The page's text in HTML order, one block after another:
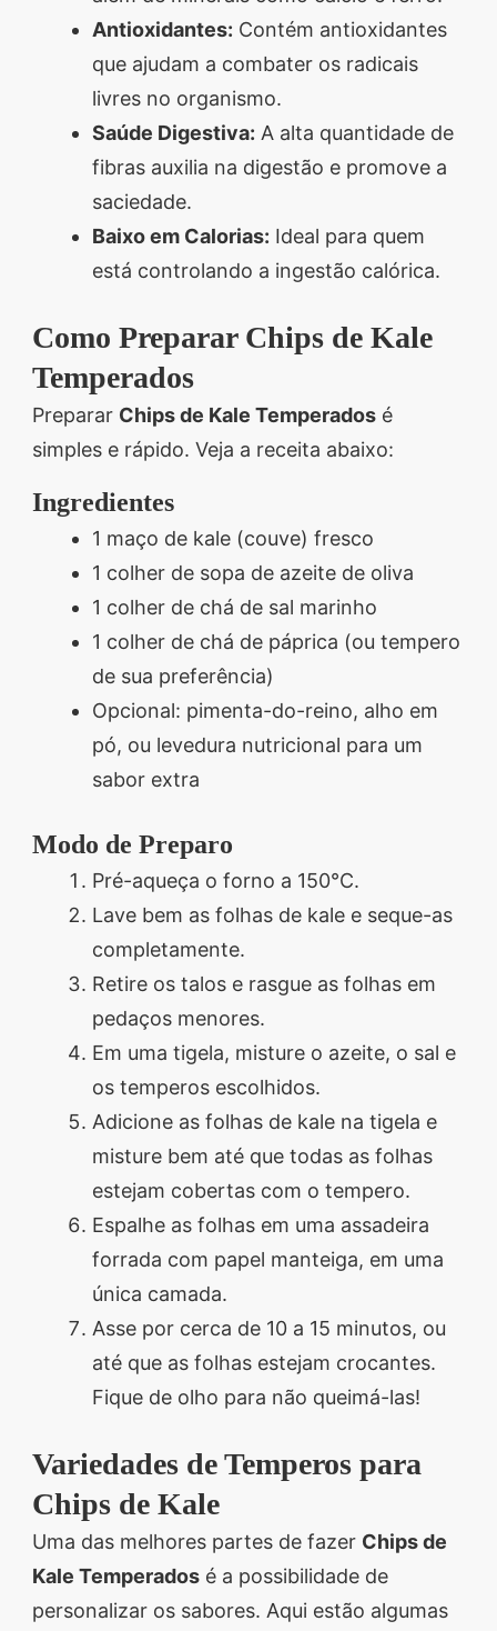
Antioxidantes: Contém antioxidantes
que ajudam a combater os radicais
livres no organismo.
Saúde Digestiva: A alta quantidade de
fibras auxilia na digestão e promove a
saciedade.
Baixo em Calorias: Ideal para quem
está controlando a ingestão calórica.
Como Preparar Chips de Kale
Temperados
Preparar Chips de Kale Temperados é
simples e rápido. Veja a receita abaixo:
Ingredientes
1 maço de kale (couve) fresco
1 colher de sopa de azeite de oliva
1 colher de chá de sal marinho
1 colher de chá de páprica (ou tempero
de sua preferência)
Opcional: pimenta-do-reino, alho em
pó, ou levedura nutricional para um
sabor extra
Modo de Preparo
Pré-aqueça o forno a 150°C.
Lave bem as folhas de kale e seque-as
completamente.
Retire os talos e rasgue as folhas em
pedaços menores.
Em uma tigela, misture o azeite, o sal e
os temperos escolhidos.
Adicione as folhas de kale na tigela e
misture bem até que todas as folhas
estejam cobertas com o tempero.
Espalhe as folhas em uma assadeira
forrada com papel manteiga, em uma
única camada.
Asse por cerca de 10 a 15 minutos, ou
até que as folhas estejam crocantes.
Fique de olho para não queimá-las!
Variedades de Temperos para
Chips de Kale
Uma das melhores partes de fazer Chips de
Kale Temperados é a possibilidade de
personalizar os sabores. Aqui estão algumas